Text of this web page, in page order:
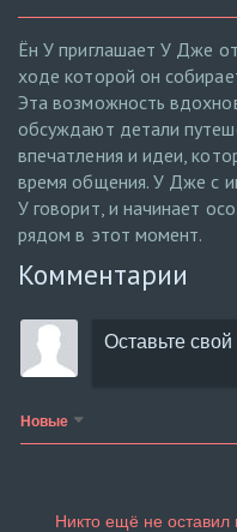
Ён У приглашает У Дже
ходе которой он
Эта возможность
обсуждают детали
впечатления и идеи,
время общения. У Дже с
У говорит, и начинает
рядом в этот момент.
Комментарии
Новые